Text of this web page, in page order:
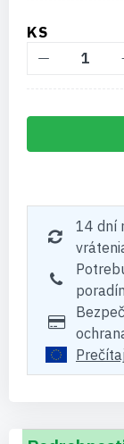
KS
14 dní